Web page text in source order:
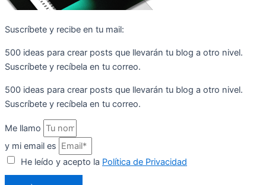
Suscríbete y recibe en tu mail:
500 ideas para crear posts que llevarán tu blog a otro nivel.
Suscríbete y recíbela en tu correo.
500 ideas para crear posts que llevarán tu blog a otro nivel.
Suscríbete y recíbela en tu correo.
Me llamo
y mi email es
He leído y acepto la Política de Privacidad